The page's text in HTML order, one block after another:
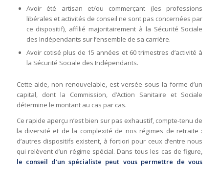
Avoir été artisan et/ou commerçant (les professions
libérales et activités de conseil ne sont pas concernées par
ce dispositif), affilié majoritairement à la Sécurité Sociale
des Indépendants sur l’ensemble de sa carrière.
Avoir cotisé plus de 15 années et 60 trimestres d’activité à
la Sécurité Sociale des Indépendants.
Cette aide, non renouvelable, est versée sous la forme d’un
capital, dont la Commission, d’Action Sanitaire et Sociale
détermine le montant au cas par cas.
Ce rapide aperçu n’est bien sur pas exhaustif, compte-tenu de
la diversité et de la complexité de nos régimes de retraite :
d’autres dispositifs existent, à fortiori pour ceux d’entre nous
qui relèvent d’un régime spécial. Dans tous les cas de figure,
le conseil d’un spécialiste peut vous permettre de vous